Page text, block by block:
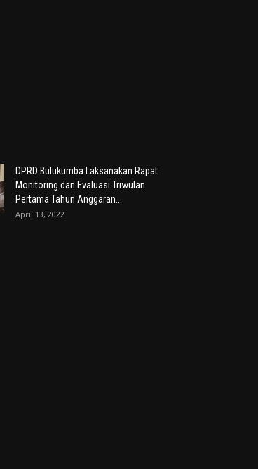
DPRD Bulukumba Laksanakan Rapat
Monitoring dan Evaluasi Triwulan
Pertama Tahun Anggaran...
April 13, 2022